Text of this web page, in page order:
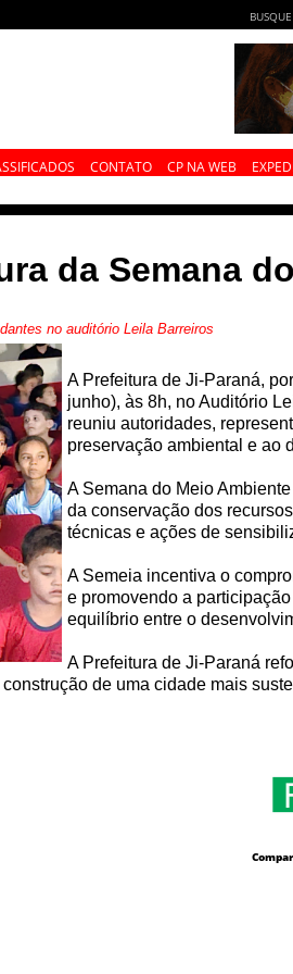
CONTATO CP NA WEB
da Semana
no auditório Leila Barreiros
A Prefeitura de Ji-Paraná,
junho), às 8h, no Auditório
reuniu autoridades,
preservação ambiental e ao
A Semana do Meio
da conservação dos
técnicas e ações de
A Semeia incentiva o
e promovendo a
equilíbrio entre o
A Prefeitura de Ji-Paraná
de uma cidade mais